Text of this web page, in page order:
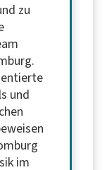
zu
und
im